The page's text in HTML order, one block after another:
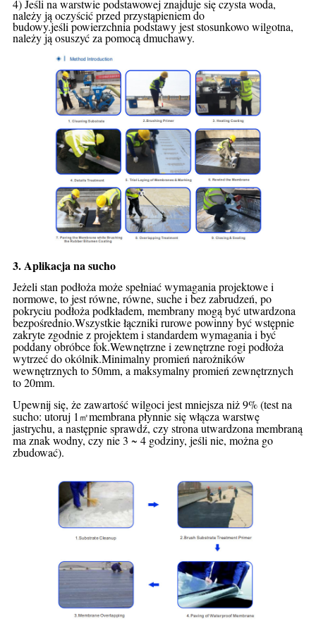
4) Jeśli na warstwie podstawowej znajduje się czysta woda,
należy ją oczyścić przed przystąpieniem do
budowy.jeśli powierzchnia podstawy jest stosunkowo wilgotna,
należy ją osuszyć za pomocą dmuchawy.
3. Aplikacja na sucho
Jeżeli stan podłoża może spełniać wymagania projektowe i
normowe, to jest równe, równe, suchei bez zabrudzeń, po
pokryciu podłoża podkładem, membrany mogą byćutwardzona
bezpośrednio.Wszystkie łączniki rurowe powinny być wstępnie
zakryte zgodnie z projektem i standardemwymagania i być
poddany obróbce fok.Wewnętrzne i zewnętrzne rogi podłoża
wytrzeć dookólnik.Minimalny promień narożników
wewnętrznych to 50mm, a maksymalny promień zewnętrznych
to 20mm.
Upewnij się, że zawartość wilgoci jest mniejsza niż 9% (test na
sucho: utoruj 1 ㎡membrana płynnie się włącza warstwę
jastrychu, a następnie sprawdź, czy strona utwardzona membraną
ma znak wodny, czy nie3 ~ 4 godziny, jeśli nie, można go
zbudować).